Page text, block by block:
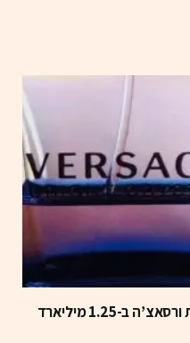
דרמה אופנתית: פראדה רוכשת את ורסאצ’ה ב-1.25 מיליארד